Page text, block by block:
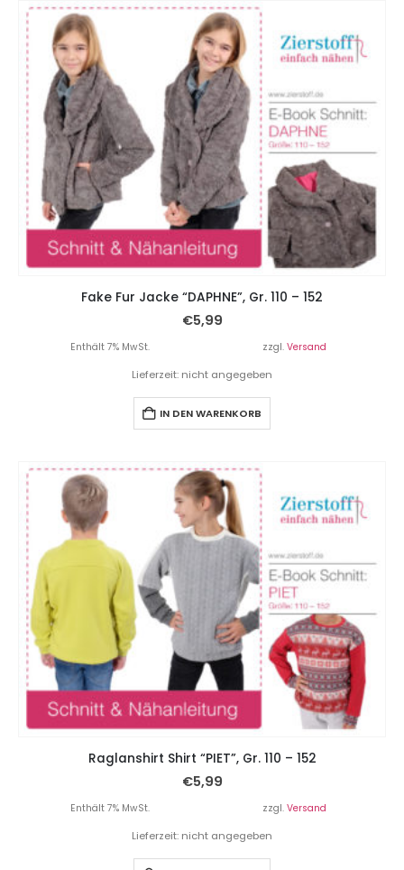
Fake Fur Jacke “DAPHNE”, Gr. 110 – 152
€5,99
Enthält 7% MwSt. zzgl. Versand
Lieferzeit: nicht angegeben
IN DEN WARENKORB
Raglanshirt Shirt “PIET”, Gr. 110 – 152
€5,99
Enthält 7% MwSt. zzgl. Versand
Lieferzeit: nicht angegeben